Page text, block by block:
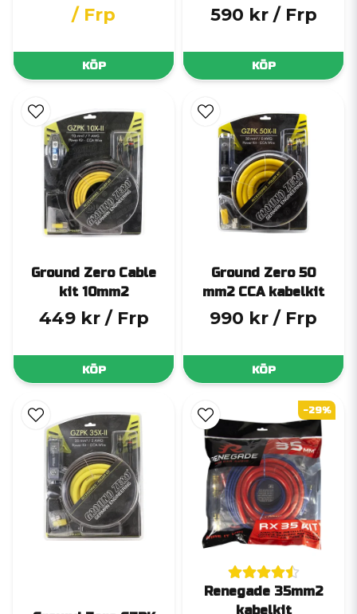
/ Frp
KÖP
590 kr / Frp
KÖP
Ground Zero Cable
kit 10mm2
449 kr / Frp
KÖP
Ground Zero 50
mm2 CCA kabelkit
990 kr / Frp
KÖP
Renegade 35mm2
kabelkit
-29%